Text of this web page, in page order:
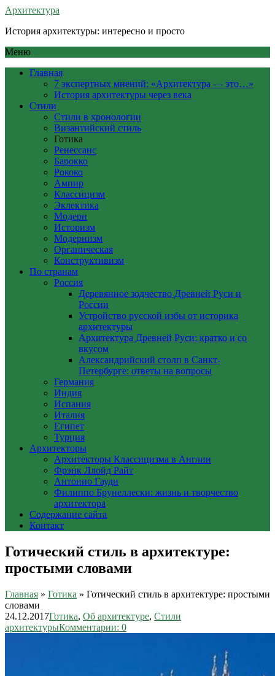
Архитектура
История архитектуры: интересно и просто
Меню
Главная
7 экспертных мнений: «Архитектура — это…»
История архитектуры через века
Стили
Стили в хронологии
Византийский стиль
Готика
Ренессанс
Барокко
Рококо
Ампир
Классицизм
Эклектика
Модерн
Историзм
Модернизм
Органическая
Конструктивизм
По странам
Россия
Деревянное зодчество Древней Руси и
России
Устройство русской избы от историка
архитектуры
Архитектура Древней Руси: кратко и со
вкусом
Александрийский столп в Санкт-
Петербурге: ответы на вопросы
Германия
Индия
Испания
Италия
Египет
Турция
Архитекторы
Архитекторы Классицизма в Англии
Фрэнк Ллойд Райт
Антонио Гауди
Филиппо Брунеллески: жизнь и творчество
архитектора
Содержание сайта
Контакт
Готический стиль в архитектуре:
простыми словами
Главная » Готика » Готический стиль в архитектуре: простыми
словами
24.12.2017Готика, Об архитектуре, Стили
архитектурыКомментарии: 0